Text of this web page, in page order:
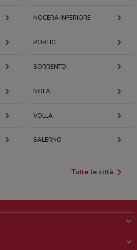
NOCERA INFERIORE
PORTICI
SORRENTO
NOLA
VOLLA
SALERNO
Tutte le città